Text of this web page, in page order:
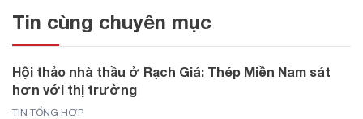
Tin cùng chuyên mục
Hội thảo nhà thầu ở Rạch Giá: Thép Miền Nam sát
hơn với thị trường
TIN TỔNG HỢP